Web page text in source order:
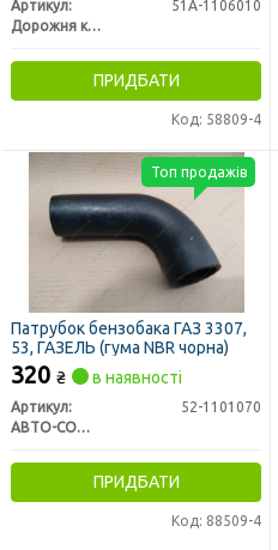
Артикул:
51А-1106010
Дорожня карта
ПРИДБАТИ
Код: 58809-4
Патрубок бензобака ГАЗ 3307,
53, ГАЗЕЛЬ (гума NBR чорна)
320 ₴ в наявності
Артикул:
52-1101070
АВТО-СОЮЗ 88
ПРИДБАТИ
Код: 88509-4
Топ продажів